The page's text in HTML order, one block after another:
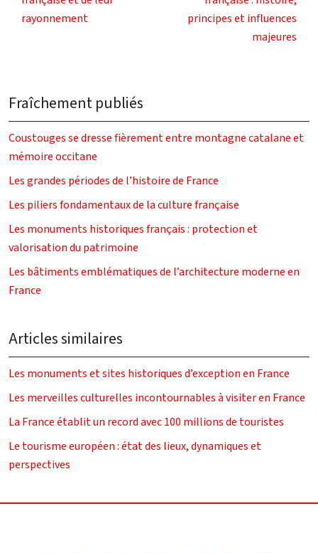
rayonnement
principes et influences
majeures
Fraîchement publiés
Coustouges se dresse fièrement entre montagne catalane et
mémoire occitane
Les grandes périodes de l’histoire de France
Les piliers fondamentaux de la culture française
Les monuments historiques français : protection et
valorisation du patrimoine
Les bâtiments emblématiques de l’architecture moderne en
France
Articles similaires
Les monuments et sites historiques d’exception en France
Les merveilles culturelles incontournables à visiter en France
La France établit un record avec 100 millions de touristes
Le tourisme européen : état des lieux, dynamiques et
perspectives